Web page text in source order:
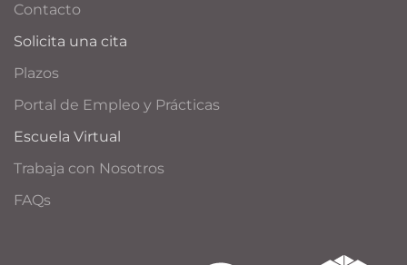
Contacto
Solicita una cita
Plazos
Portal de Empleo y Prácticas
Escuela Virtual
Trabaja con Nosotros
FAQs